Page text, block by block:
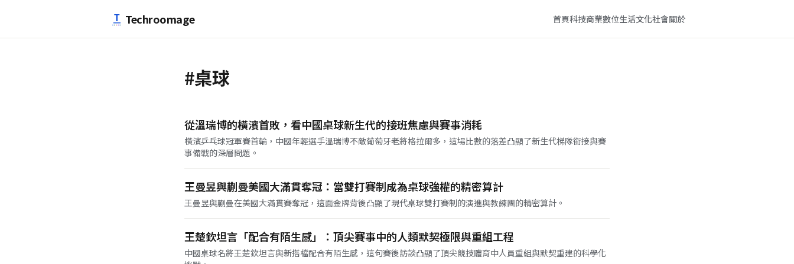
Techroomage 首頁科技商業數位生活文化社會關於
#桌球
從溫瑞博的橫濱首敗，看中國桌球新生代的接班焦慮與賽事消耗
橫濱乒乓球冠軍賽首輪，中國年輕選手溫瑞博不敵葡萄牙老將格拉爾多，這場比數的落差凸顯了新生代梯隊銜接與賽
事備戰的深層問題。
王曼昱與蒯曼美國大滿貫奪冠：當雙打賽制成為桌球強權的精密算計
王曼昱與蒯曼在美國大滿貫賽奪冠，這面金牌背後凸顯了現代桌球雙打賽制的演進與教練團的精密算計。
王楚欽坦言「配合有陌生感」：頂尖賽事中的人類默契極限與重組工程
中國桌球名將王楚欽坦言與新搭檔配合有陌生感，這句賽後訪談凸顯了頂尖競技體育中人員重組與默契重建的科學化